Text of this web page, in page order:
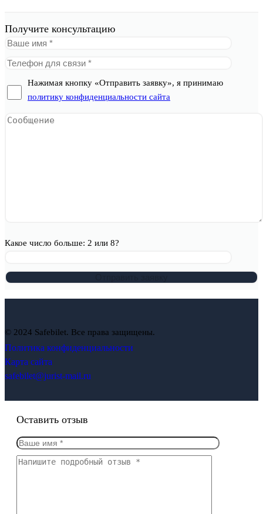
Получите консультацию
Нажимая кнопку «Отправить заявку», я принимаю
политику конфиденциальности сайта
Какое число больше: 2 или 8?
© 2024 Safebilet. Все права защищены.
Политика конфиденциальности
Карта сайта
safebilet@jurist-mail.ru
Оставить отзыв